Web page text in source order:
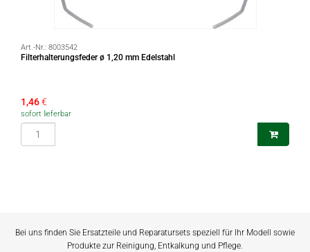
Art.-Nr.: 8003542
Filterhalterungsfeder ø 1,20 mm Edelstahl
1,46€
sofort lieferbar
Bei uns finden Sie Ersatzteile und Reparatursets speziell für Ihr Modell sowie
Produkte zur Reinigung, Entkalkung und Pflege.